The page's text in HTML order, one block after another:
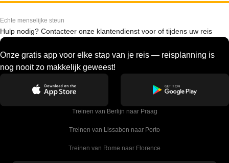
Echte menselijke steun
Hulp nodig? Contacteer onze klantendienst voor of tijdens uw reis
Onze gratis app voor elke stap van je reis — reisplanning is
nog nooit zo makkelijk geweest!
Treinen van Berlijn naar Praag
Treinen van Lissabon naar Porto
Treinen van Rome naar Florence